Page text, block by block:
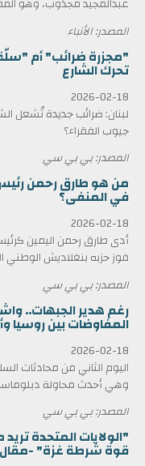
المصدر: الأنباء
"مجزرة ضرائب" أم "سلّة
تحرك الشارع
2026-02-18
لبنان: ضرائب جديدة تُشعل
جيوب الفقراء؟
المصدر: بي بي سي
في المنفى؟
2026-02-18
فوز حزبه بنغلاديش الوطني
المصدر: بي بي سي
رغم هدير الجبهات..
المفاوضات بين روسيا
2026-02-18
اليوم الثاني من محادثات
وهي أحدث محاولة
المصدر: بي بي سي
"الولايات المتحدة
قوة شرطة غزة" -مقال